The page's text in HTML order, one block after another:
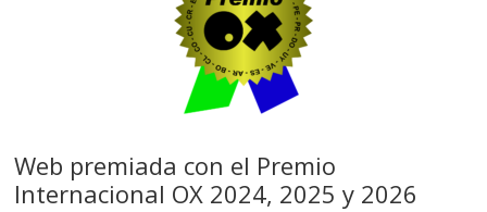
Web premiada con el Premio
Internacional OX 2024, 2025 y 2026